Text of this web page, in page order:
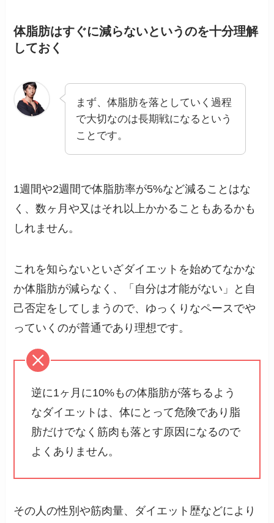
体脂肪はすぐに減らないというのを十分理解
しておく
まず、体脂肪を落としていく過程
で大切なのは長期戦になるという
ことです。
1週間や2週間で体脂肪率が5%など減ることはな
く、数ヶ月や又はそれ以上かかることもあるかも
しれません。
これを知らないといざダイエットを始めてなかな
か体脂肪が減らなく、「自分は才能がない」と自
己否定をしてしまうので、ゆっくりなペースでや
っていくのが普通であり理想です。
逆に1ヶ月に10%もの体脂肪が落ちるよう
なダイエットは、体にとって危険であり脂
肪だけでなく筋肉も落とす原因になるので
よくありません。
その人の性別や筋肉量、ダイエット歴などにより